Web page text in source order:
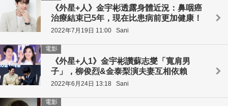
《外星+人》金宇彬透露身體近況：鼻咽癌
治療結束已5年，現在比患病前更加健康！
2022年7月19日 11:00 Sani
《外星+人1》金宇彬讚蘇志燮「寬肩男
子」，柳俊烈&金泰梨演夫妻互相依賴
電影
2022年6月24日 13:18 Sani
電影